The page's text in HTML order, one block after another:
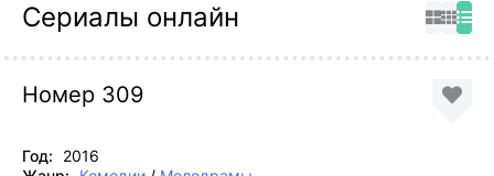
Сериалы онлайн
Номер 309
Год:
2016